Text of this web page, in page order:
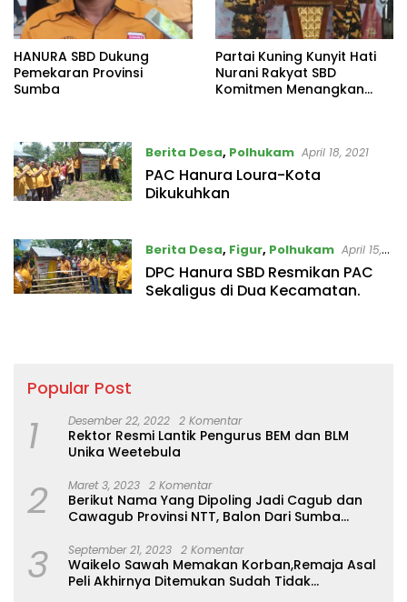
HANURA SBD Dukung
Pemekaran Provinsi
Sumba
Partai Kuning Kunyit Hati
Nurani Rakyat SBD
Komitmen Menangkan
Berita Desa, Polhukam April 18, 2021
PAC Hanura Loura-Kota
Dikukuhkan
Berita Desa, Figur, Polhukam April 15,
2021
DPC Hanura SBD Resmikan PAC
Sekaligus di Dua Kecamatan.
Popular Post
1 Desember 22, 2022 2 Komentar
Rektor Resmi Lantik Pengurus BEM dan BLM
Unika Weetebula
2 Maret 3, 2023 2 Komentar
Berikut Nama Yang Dipoling Jadi Cagub dan
Cawagub Provinsi NTT, Balon Dari Sumba
3 September 21, 2023 2 Komentar
Waikelo Sawah Memakan Korban,Remaja Asal
Peli Akhirnya Ditemukan Sudah Tidak